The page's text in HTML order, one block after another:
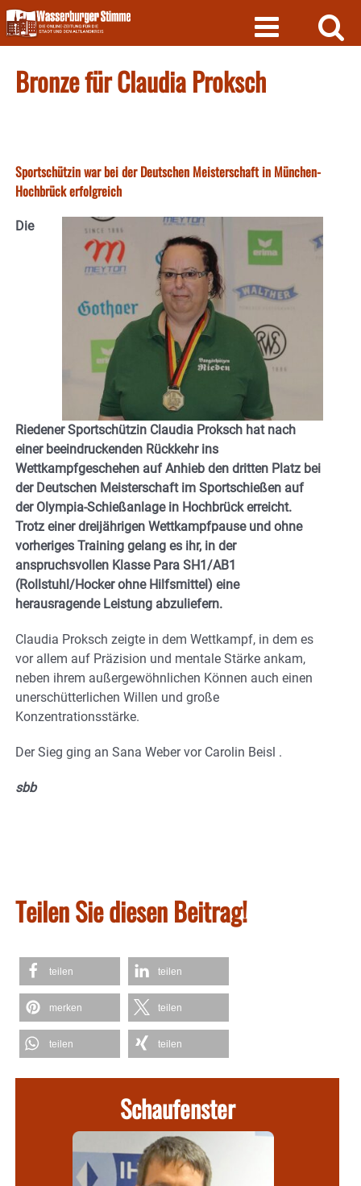
Skip
to
content
Bronze für Claudia Proksch
Sportschützin war bei der Deutschen Meisterschaft in München-
Hochbrück erfolgreich
Die
Riedener Sportschützin Claudia Proksch hat nach
einer beeindruckenden Rückkehr ins
Wettkampfgeschehen auf Anhieb den dritten Platz bei
der Deutschen Meisterschaft im Sportschießen auf
der Olympia-Schießanlage in Hochbrück erreicht.
Trotz einer dreijährigen Wettkampfpause und ohne
vorheriges Training gelang es ihr, in der
anspruchsvollen Klasse Para SH1/AB1
(Rollstuhl/Hocker ohne Hilfsmittel) eine
herausragende Leistung abzuliefern.
Claudia Proksch zeigte in dem Wettkampf, in dem es
vor allem auf Präzision und mentale Stärke ankam,
neben ihrem außergewöhnlichen Können auch einen
unerschütterlichen Willen und große
Konzentrationsstärke.
Der Sieg ging an Sana Weber vor Carolin Beisl .
sbb
Teilen Sie diesen Beitrag!
teilen teilen
merken teilen
teilen teilen
Schaufenster